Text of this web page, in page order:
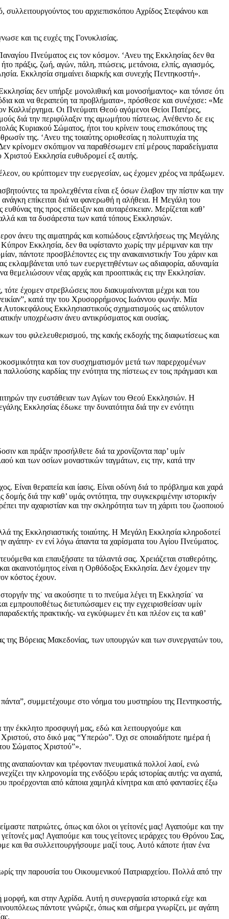
του αρχιεπισκόπου Αχρίδος Στεφάνου και
και τις ευχές της Γονυκλισίας.
Πνεύματος εις τον κόσμον. ‘Ανευ της Εκκλησίας δεν θα
πράξις, ζωή, αγών, πάλη, πτώσεις, μετάνοια, ελπίς, αγιασμός,
Εκκλησία σημαίνει διαρκής και συνεχής Πεντηκοστή».
δεν υπήρξε μονολιθική και μονοσήμαντος» και τόνισε ότι
και να θεραπεύη τα προβλήματα», πρόσθεσε και συνέχισε: «Με
Καλλιέργημα. Οι Πνεύματι Θεού αγόμενοι Θείοι Πατέρες,
διά την περιφύλαξιν της αμωμήτου πίστεως. Ανέθεντο δε εις
Κυριακού Σώματος, ήτοι του κρίνειν τους επισκόπους της
της. ‘Ανευ της τοιαύτης οριοθεσίας η πολυπτυχία της
κρίνομεν σκόπιμον να παραθέσωμεν επί μέρους παραδείγματα
Χριστού Εκκλησία ευθυδρομεί εξ αυτής.
ου κρύπτομεν την ευεργεσίαν, ως έχομεν χρέος να πράξωμεν.
τα προλεχθέντα είναι εξ όσων έλαβον την πίστιν και την
επίκειται διά να φανερωθή η αλήθεια. Η Μεγάλη του
της προς επίδειξιν και αυταρέσκειαν. Μερίζεται καθ’
αλλά και τα δυσάρεστα των κατά τόπους Εκκλησιών.
άνευ της αιματηράς και κοπιώδους εξαντλήσεως της Μεγάλης
Εκκλησία, δεν θα υφίσταντο χωρίς την μέριμναν και την
πάντοτε προσβλέποντες εις την ανακαινιστικήν Του χάριν και
εκλαμβάνεται υπό των ευεργετηθέντων ως αδιαφορία, αδυναμία
θεμελιώσουν νέας αρχάς και προοπτικάς εις την Εκκλησίαν.
έχομεν στρεβλώσεις που διακυμαίνονται μέχρι και του
κατά την του Χρυσορρήμονος Ιωάννου φωνήν. Μία
Εκκλησιαστικούς σχηματισμούς ως απόλυτον
υποχρέωσιν άνευ αντικρύσματος και ουσίας.
του φιλελευθερισμού, της κακής εκδοχής της διαφωτίσεως και
και τον συσχηματισμόν μετά των παρερχομένων
καρδίας την ενότητα της πίστεως εν τοις πράγμασι και
την ευστάθειαν των Αγίων του Θεού Εκκλησιών. Η
Εκκλησίας έδωκε την δυνατότητα διά την εν ενότητι
και πράξιν προσήλθετε διά τα χρονίζοντα παρ’ υμίν
και των οσίων μοναστικών ταγμάτων, εις την, κατά την
Είναι θεραπεία και ίασις. Είναι οδύνη διά το πρόβλημα και χαρά
διά την καθ’ υμάς οντότητα, την συγκεκριμένην ιστορικήν
την αχαριστίαν και την σκληρότητα των τη χάριτι του ζωοποιού
της Εκκλησιαστικής τοιαύτης. Η Μεγάλη Εκκλησία κληροδοτεί
αγάπην∙ εν ενί λόγω άπαντα τα χαρίσματα του Αγίου Πνεύματος.
και επαυξήσατε τα τάλαντά σας. Χρειάζεται σταθερότης.
είναι η Ορθόδοξος Εκκλησία. Δεν έχομεν την
κόστος έχουν.
της˙ να ακούσητε τι το πνεύμα λέγει τη Εκκλησία˙ να
εμπρουποθέτως διετυπώσαμεν εις την εγχειρισθείσαν υμίν
πρακτικής- να εγκύψωμεν έτι και πλέον εις τα καθ’
της Βόρειας Μακεδονίας, των υπουργών και των συνεργατών του,
συμμετέχουμε στο νόημα του μυστηρίου της Πεντηκοστής,
έκκλητο προσφυγή μας, εδώ και λειτουργούμε και
Χριστού, στο δικό μας “Υπερώο”. Όχι σε οποιαδήποτε ημέρα ή
Σώματος Χριστού”».
αναπαύονταν και τρέφονταν πνευματικά πολλοί λαοί, ενώ
την κληρονομία της ενδόξου ιεράς ιστορίας αυτής: να αγαπά,
προέρχονται από κάποια χαμηλά κίνητρα και από φαντασίες έξω
πατριώτες, όπως και όλοι οι γείτονές μας! Αγαπούμε και την
μας! Αγαπούμε και τους γείτονες ιεράρχες του Θρόνου Σας,
και θα συλλειτουργήσουμε μαζί τους. Αυτό κάποτε ήταν ένα
την παρουσία του Οικουμενικού Πατριαρχείου. Πολλά από την
και στην Αχρίδα. Αυτή η συνεργασία ιστορικά είχε και
πάντοτε γνώριζε, όπως και σήμερα γνωρίζει, με αγάπη